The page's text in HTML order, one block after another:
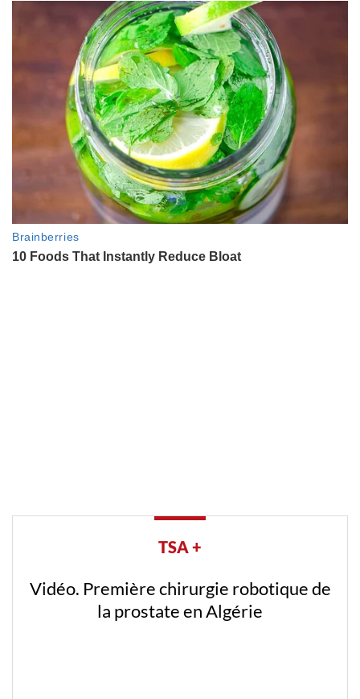
TSA +
Vidéo. Première chirurgie robotique de
la prostate en Algérie